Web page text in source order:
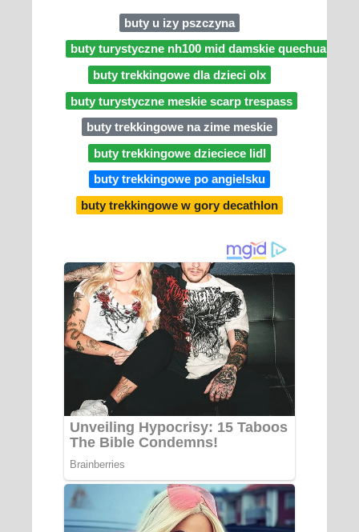
buty u izy pszczyna
buty turystyczne nh100 mid damskie quechua
buty trekkingowe dla dzieci olx
buty turystyczne meskie scarp trespass
buty trekkingowe na zime meskie
buty trekkingowe dzieciece lidl
buty trekkingowe po angielsku
buty trekkingowe w gory decathlon